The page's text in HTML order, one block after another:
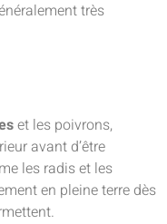
très
et les poivrons,
avant d’être
les radis et les
en pleine terre dès